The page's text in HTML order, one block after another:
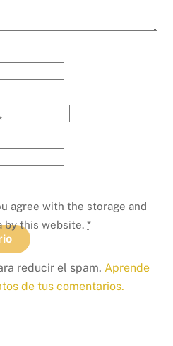
agree with the storage and
by this website.*
reducir el spam. Aprende
de tus comentarios.